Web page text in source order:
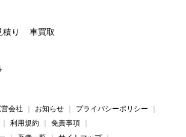
積り 車買取
会社 お知らせ
プライバシーポリシー
利用規約
免責事項